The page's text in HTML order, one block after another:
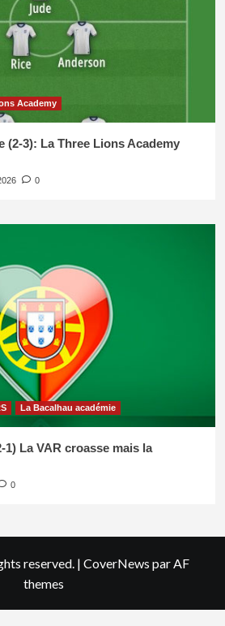
Academy
(2-3): La Three Lions Academy
0
La Bacalhau académie
La VAR croasse mais la
0
reserved. | CoverNews par AF
themes